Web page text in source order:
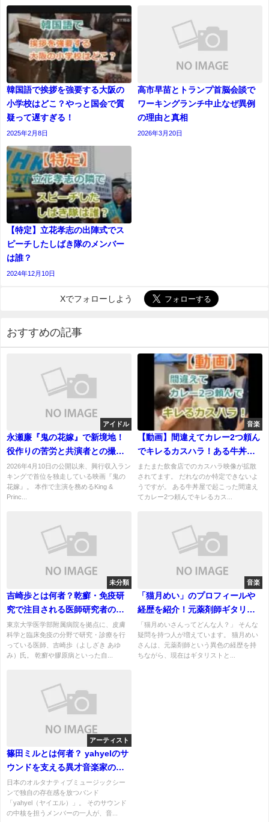
韓国語で挨拶を強要する大阪の
小学校はどこ？やっと国会で質
疑って遅すぎる！
2025年2月8日
高市早苗とトランプ首脳会談で
ワーキングランチ中止なぜ異例
の理由と真相
2026年3月20日
【特定】立花孝志の出陣式でス
ピーチしたしばき隊のメンバー
は誰？
2024年12月10日
Xでフォローしよう
おすすめの記事
アイドル
永瀬廉『鬼の花嫁』で新境地！
役作りの苦労と共演者との撮影
秘話
2026年4月10日の公開以来、興行収入ラン
キングで首位を独走している映画『鬼の
花嫁』。 本作で主演を務めるKing &
Princ...
音楽
【動画】間違えてカレー2つ頼ん
でキレるカスハラ！ある牛丼屋
でのネチネチクレーマー！
またまた飲食店でのカスハラ映像が拡散
されてます。 だれなのか特定できないよ
うですが。 ある牛丼屋で起こった間違え
てカレー2つ頼んでキレるカス...
未分類
吉崎歩とは何者？乾癬・免疫研
究で注目される医師研究者の経
歴と実績
東京大学医学部附属病院を拠点に、皮膚
科学と臨床免疫の分野で研究・診療を行
っている医師、吉崎歩（よしざき あゆ
み）氏。 乾癬や膠原病といった自...
音楽
「猫月めい」のプロフィールや
経歴を紹介！元薬剤師ギタリス
トとして注目
「猫月めいさんってどんな人？」 そんな
疑問を持つ人が増えています。 猫月めい
さんは、元薬剤師という異色の経歴を持
ちながら、現在はギタリストと...
アーティスト
篠田ミルとは何者？ yahyelのサ
ウンドを支える異才音楽家の経
歴とソロ活動を徹底解説
日本のオルタナティブミュージックシー
ンで独自の存在感を放つバンド
「yahyel（ヤイエル）」。 そのサウンド
の中核を担うメンバーの一人が、音...